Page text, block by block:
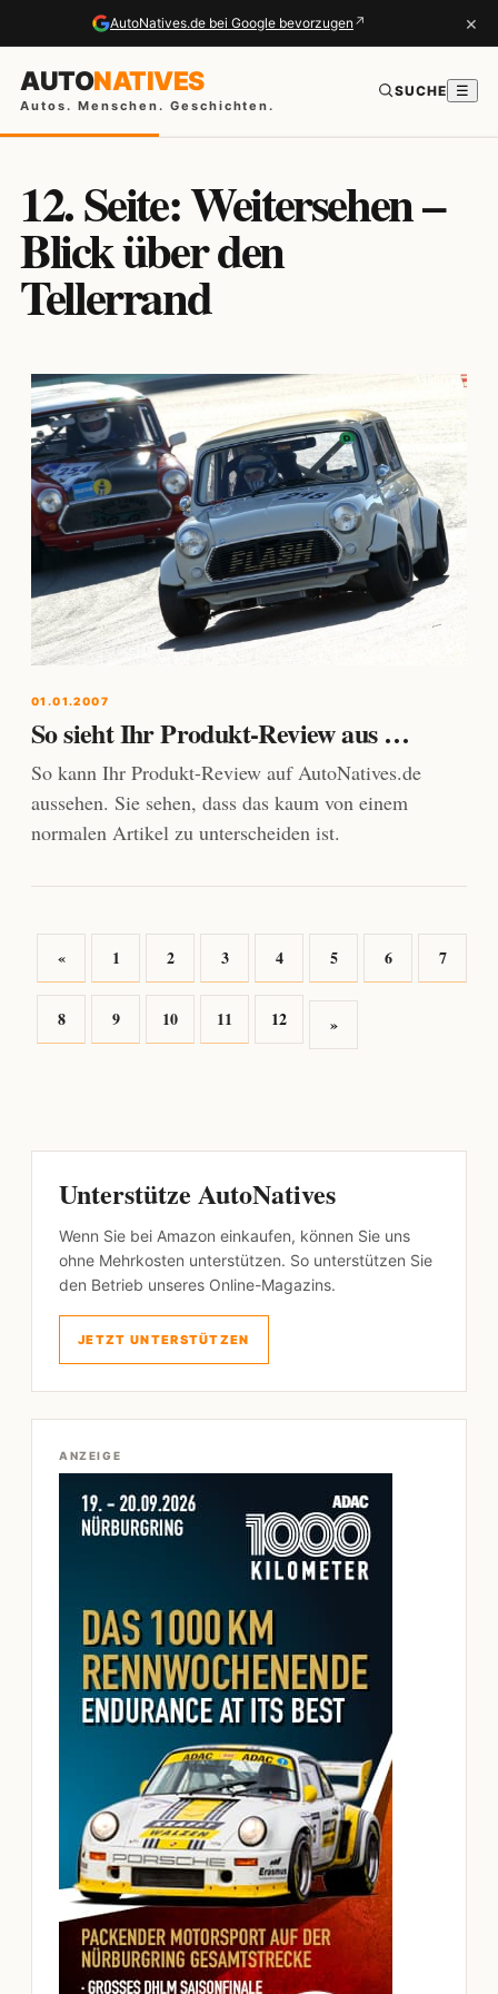
AutoNatives.de bei Google bevorzugen ↗ ×
AUTONATIVES
Autos. Menschen. Geschichten.
SUCHE ☰
12. Seite: Weitersehen –
Blick über den
Tellerrand
01.01.2007
So sieht Ihr Produkt-Review aus …
So kann Ihr Produkt-Review auf AutoNatives.de
aussehen. Sie sehen, dass das kaum von einem
normalen Artikel zu unterscheiden ist.
« 1 2 3 4 5 6 7
8 9 10 11 12 »
Unterstütze AutoNatives
Wenn Sie bei Amazon einkaufen, können Sie uns
ohne Mehrkosten unterstützen. So unterstützen Sie
den Betrieb unseres Online-Magazins.
JETZT UNTERSTÜTZEN
ANZEIGE